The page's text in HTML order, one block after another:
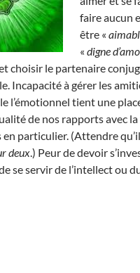
faire aucun
être «
« digne
choisir le partenaire
Incapacité à gérer les
l’émotionnel tient une
de nos rapports avec la
particulier. (Attendre
deux.) Peur de devoir
se servir de l’intellect ou